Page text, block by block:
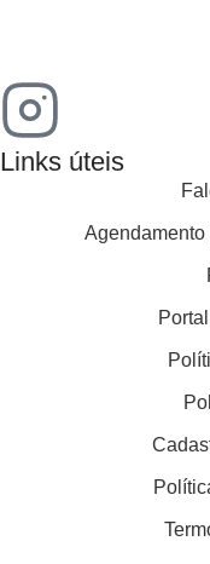
Links úteis
Agendamento